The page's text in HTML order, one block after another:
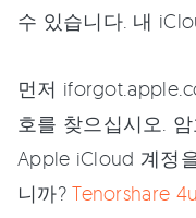
수 있습니다. 내
먼저
호를 찾으십시오.
Apple iCloud 계정
니까?Tenorshare